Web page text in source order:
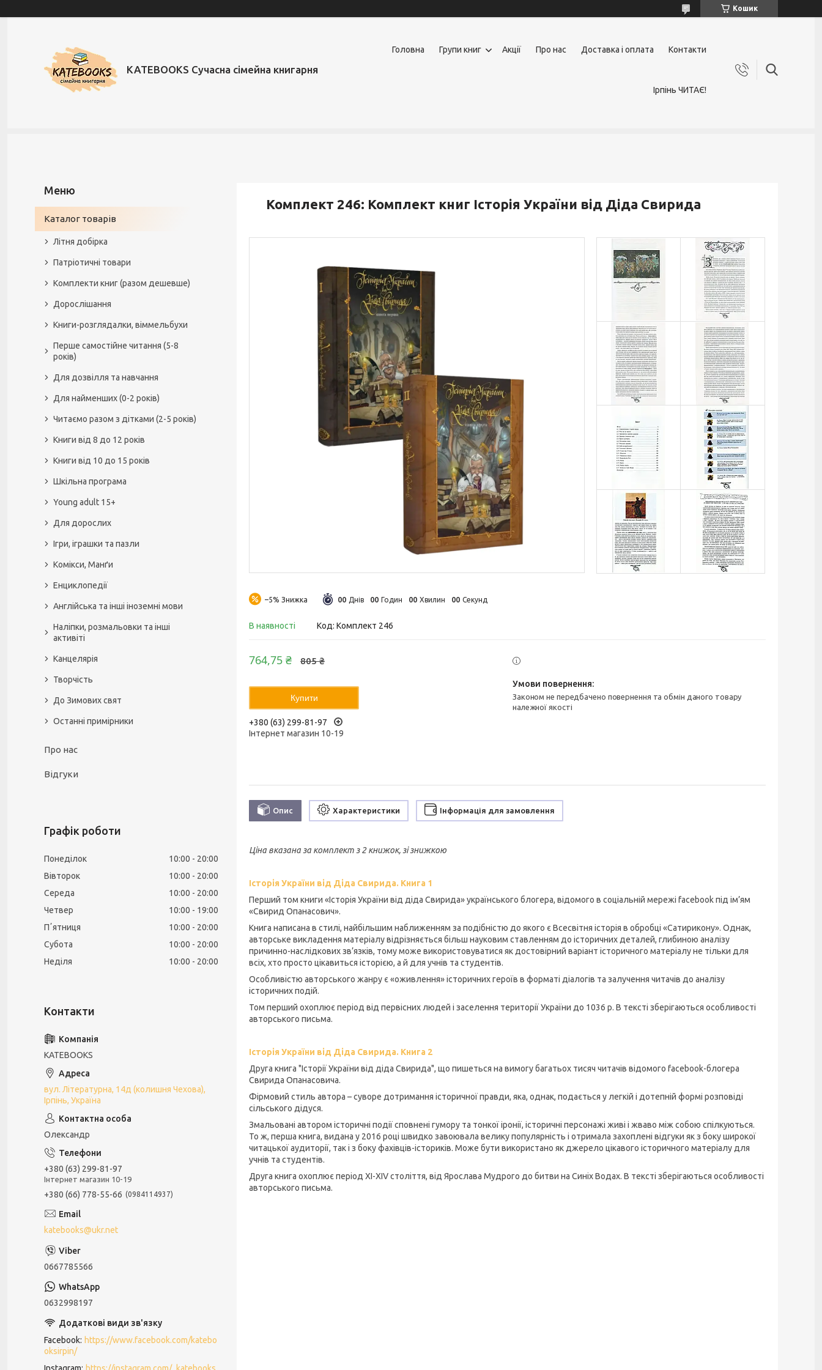
Кошик
KATEBOOKS Сучасна сімейна книгарня
Головна Групи книг Акції Про нас Доставка і оплата Контакти
Ірпінь ЧИТАЄ!
Комплект 246: Комплект книг Історія України від Діда Свирида
–5% 00 Днів 00 Годин 00 Хвилин 00 Секунд
В наявності Код: Комплект 246
805 ₴
764,75 ₴
Купити
+380 (63) 299-81-97
Інтернет магазин 10-19
Законом не передбачено повернення та обмін даного товару
належної якості
Опис Характеристики Інформація для замовлення
Ціна вказана за комплект з 2 книжок, зі знижкою
Історія України від Діда Свирида. Книга 1
Перший том книги «Історія України від діда Свирида» українського блогера, відомого в соціальній мережі facebook під ім’ям
«Свирид Опанасович».
Книга написана в стилі, найбільшим наближенням за подібністю до якого є Всесвітня історія в обробці «Сатирикону». Однак,
авторське викладення матеріалу відрізняється більш науковим ставленням до історичних деталей, глибиною аналізу
причинно-наслідкових зв’язків, тому може використовуватися як достовірний варіант історичного матеріалу не тільки для
всіх, хто просто цікавиться історією, а й для учнів та студентів.
Особливістю авторського жанру є «оживлення» історичних героїв в форматі діалогів та залучення читачів до аналізу
історичних подій.
Том перший охоплює період від первісних людей і заселення території України до 1036 р. В тексті зберігаються особливості
авторського письма.
Історія України від Діда Свирида. Книга 2
Друга книга "Історії України від діда Свирида", що пишеться на вимогу багатьох тисяч читачів відомого facebook-блогера
Свирида Опанасовича.
Фірмовий стиль автора – суворе дотримання історичної правди, яка, однак, подається у легкій і дотепній формі розповіді
сільського дідуся.
Змальовані автором історичні події сповнені гумору та тонкої іронії, історичні персонажі живі і жваво між собою спілкуються.
То ж, перша книга, видана у 2016 році швидко завоювала велику популярність і отримала захоплені відгуки як з боку широкої
читацької аудиторії, так і з боку фахівців-істориків. Може бути використано як джерело цікавого історичного матеріалу для
учнів та студентів.
Друга книга охоплює період XI-XIV століття, від Ярослава Мудрого до битви на Синіх Водах. В тексті зберігаються особливості
авторського письма.
Каталог товарів
Літня добірка
Патріотичні товари
Комплекти книг (разом дешевше)
Дорослішання
Книги-розглядалки, віммельбухи
Перше самостійне читання (5-8
років)
Для дозвілля та навчання
Для найменших (0-2 років)
Читаємо разом з дітками (2-5 років)
Книги від 8 до 12 років
Книги від 10 до 15 років
Шкільна програма
Young adult 15+
Для дорослих
Ігри, іграшки та пазли
Комікси, Манґи
Енциклопедії
Англійська та інші іноземні мови
Наліпки, розмальовки та інші
активіті
Канцелярія
Творчість
До Зимових свят
Останні примірники
Про нас
Відгуки
Графік роботи
Понеділок 10:00
20:00
Вівторок
10:00
20:00
Середа
10:00
20:00
Четвер
10:00
19:00
Пʼятниця
10:00
20:00
Субота
10:00
20:00
Неділя
10:00 20:00
KATEBOOKS
вул. Літературна, 14д (колишня Чехова),
Ірпінь, Україна
Олександр
+380 (63) 299-81-97
Інтернет магазин 10-19
+380 (66) 778-55-66 0984114937
katebooks@ukr.net
0667785566
0632998197
Facebook https://www.facebook.com/katebo
oksirpin/
Instagram
https://instagram.com/_katebooks